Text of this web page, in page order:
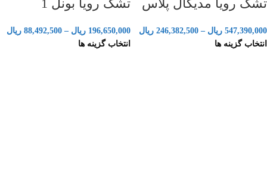
تشک رویا مدیکال پلاس
547,390,000 ریال –
246,382,500 ریال
انتخاب گزینه ها
تشک رویا بونل 1
196,650,000 ریال –
88,492,500 ریال
انتخاب گزینه ها